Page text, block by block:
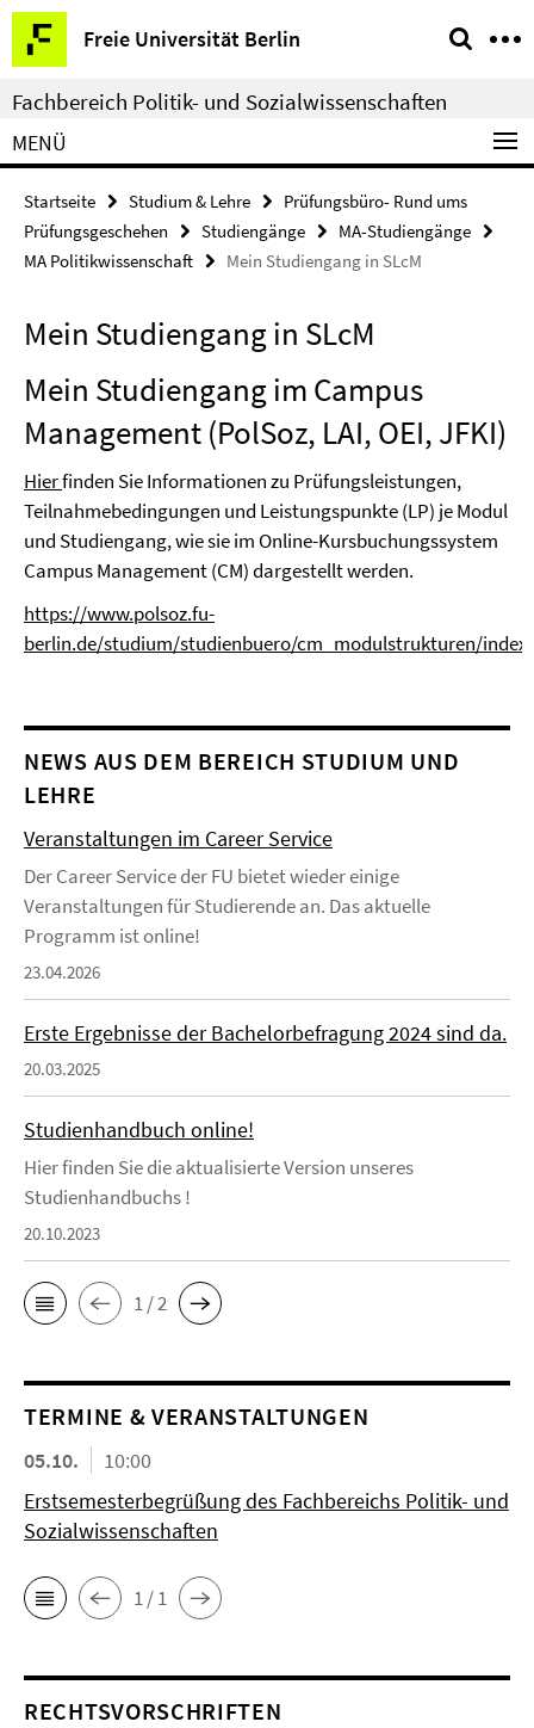
Springe
direkt
zu
Inhalt
Freie Universität Berlin
Service-
Navigation
Fachbereich Politik- und Sozialwissenschaften
MENÜ
Startseite Studium & Lehre
Prüfungsbüro- Rund ums
Prüfungsgeschehen
Studiengänge
MA-Studiengänge
MA Politikwissenschaft
Mein Studiengang in SLcM
Mein Studiengang in SLcM
Mein Studiengang im Campus
Management (PolSoz, LAI, OEI, JFKI)
Hierfinden Sie Informationen zu Prüfungsleistungen,
Teilnahmebedingungen und Leistungspunkte (LP) je Modul
und Studiengang, wie sie im Online-Kursbuchungssystem
Campus Management (CM) dargestellt werden.
https://www.polsoz.fu-
berlin.de/studium/studienbuero/cm_modulstrukturen/
NEWS AUS DEM BEREICH STUDIUM UND
LEHRE
Veranstaltungen im Career Service
Der Career Service der FU bietet wieder einige
Veranstaltungen für Studierende an. Das aktuelle
Programm ist online!
23.04.2026
Erste Ergebnisse der Bachelorbefragung 2024 sind da.
20.03.2025
Studienhandbuch online!
Hier finden Sie die aktualisierte Version unseres
Studienhandbuchs !
20.10.2023
1 / 2
TERMINE & VERANSTALTUNGEN
05.10.
10:00
Erstsemesterbegrüßung des Fachbereichs Politik- und
Sozialwissenschaften
1 / 1
RECHTSVORSCHRIFTEN